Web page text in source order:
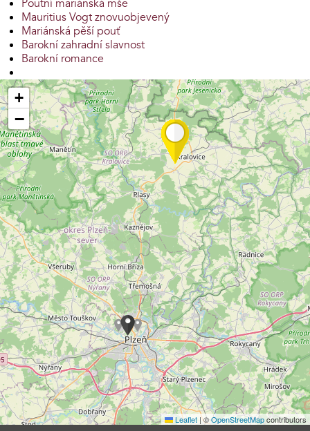
Poutní mariánská mše
Mauritius Vogt znovuobjevený
Mariánská pěší pouť
Barokní zahradní slavnost
Barokní romance
+
−
Leaflet |©OpenStreetMapcontributors